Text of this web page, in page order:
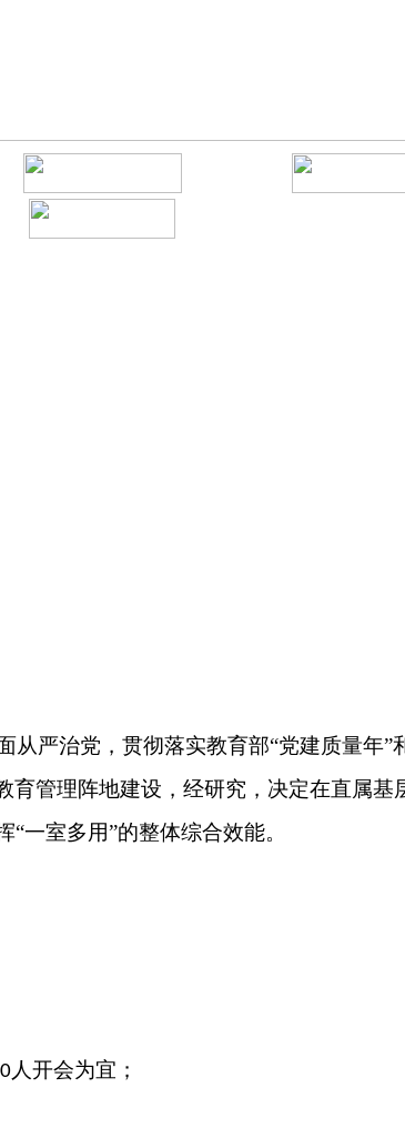
从严治党，贯彻落实教育部“党建质量年
育管理阵地建设，经研究，决定在直属
一室多用”的整体综合效能。
人开会为宜；